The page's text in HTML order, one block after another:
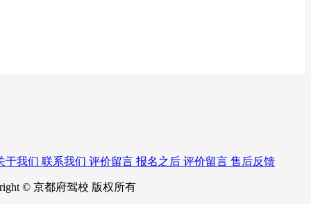
于我们 联系我们 评价留言 报名之后 评价留言 售后反馈
© 京都府驾校 版权所有